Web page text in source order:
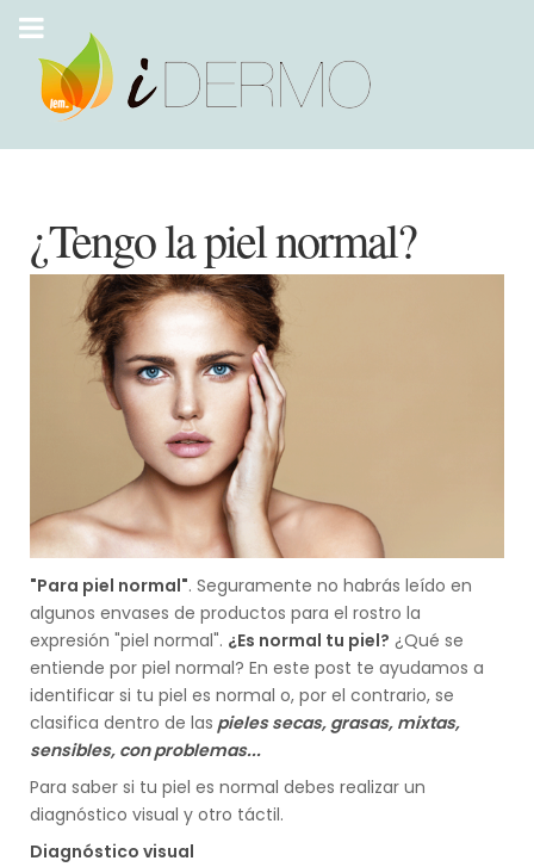
¿Tengo la piel normal?
"Para piel normal". Seguramente no habrás leído en
algunos envases de productos para el rostro la
expresión "piel normal". ¿Es normal tu piel? ¿Qué se
entiende por piel normal? En este post te ayudamos a
identificar si tu piel es normal o, por el contrario, se
clasifica dentro de las pieles secas, grasas, mixtas,
sensibles, con problemas...
Para saber si tu piel es normal debes realizar un
diagnóstico visual y otro táctil.
Diagnóstico visual